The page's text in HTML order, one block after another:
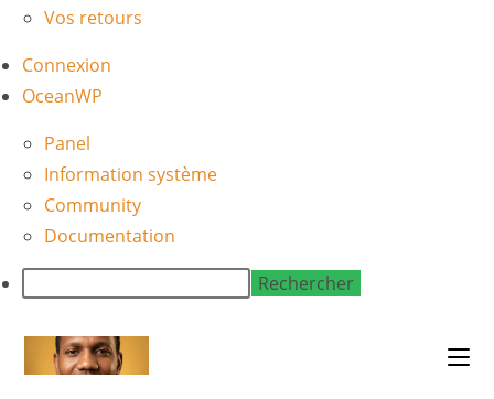
Vos retours
Connexion
OceanWP
Panel
Information système
Community
Documentation
Rechercher